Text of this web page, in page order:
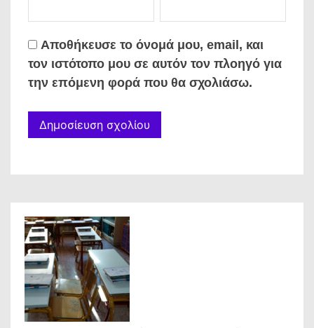
Αποθήκευσε το όνομά μου, email, και
τον ιστότοπο μου σε αυτόν τον πλοηγό για
την επόμενη φορά που θα σχολιάσω.